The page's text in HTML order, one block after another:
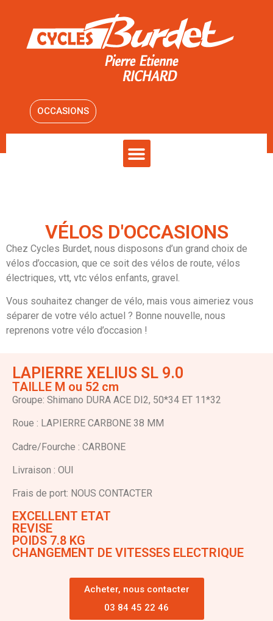
OCCASIONS
VÉLOS D'OCCASIONS
Chez Cycles Burdet, nous disposons d’un grand choix de
vélos d’occasion, que ce soit des vélos de route, vélos
électriques, vtt, vtc vélos enfants, gravel.
Vous souhaitez changer de vélo, mais vous aimeriez vous
séparer de votre vélo actuel ? Bonne nouvelle, nous
reprenons votre vélo d’occasion !
LAPIERRE XELIUS SL 9.0
TAILLE M ou 52 cm
Groupe: Shimano DURA ACE DI2, 50*34 ET 11*32
Roue : LAPIERRE CARBONE 38 MM
Cadre/Fourche : CARBONE
Livraison : OUI
Frais de port: NOUS CONTACTER
EXCELLENT ETAT
REVISE
POIDS 7.8 KG
CHANGEMENT DE VITESSES ELECTRIQUE
Acheter, nous contacter
03 84 45 22 46